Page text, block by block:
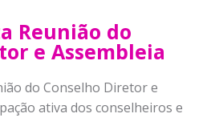
Reunião do
e Assembleia
do Conselho Diretor e
ativa dos conselheiros e